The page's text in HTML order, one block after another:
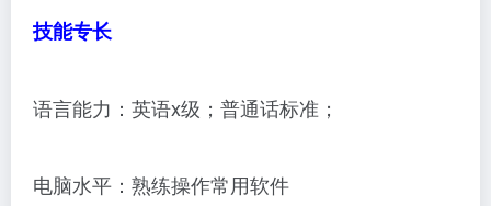
技能专长
语言能力：英语x级；普通话标准；
电脑水平：熟练操作常用软件